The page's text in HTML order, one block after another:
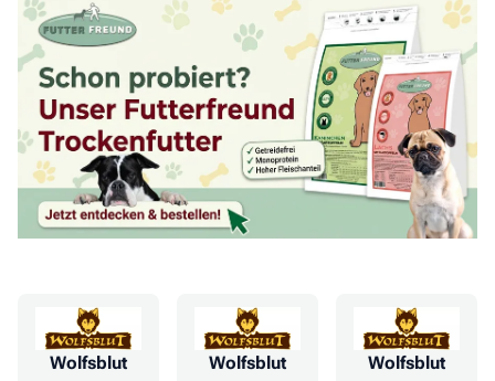
Wolfsblut
Wolfsblut
Wolfsblut